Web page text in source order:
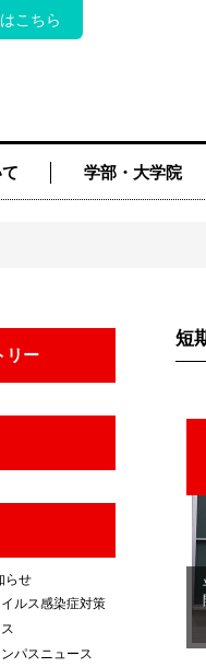
こちら
学部・大学院
リー
らせ
ルス感染症対策
パスニュース
短